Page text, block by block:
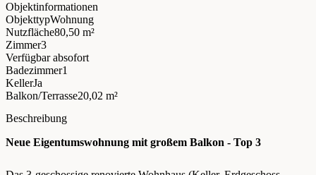
Objektinformationen
ObjekttypWohnung
Nutzfläche80,50 m²
Zimmer3
Verfügbar absofort
Badezimmer1
KellerJa
Balkon/Terrasse20,02 m²
Beschreibung
Neue Eigentumswohnung mit großem Balkon - Top 3